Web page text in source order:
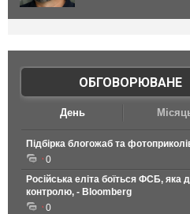
ОБГОВОРЮВАНЕ|
День
Підбірка блогожаб та
0
Російська еліта боїться ФСБ, яка
контролю, - Bloomberg
0